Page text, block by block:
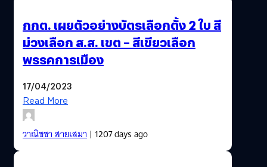
กกต. เผยตัวอย่างบัตรเลือกตั้ง 2 ใบ สี
ม่วงเลือก ส.ส. เขต – สีเขียวเลือก
พรรคการเมือง
17/04/2023
Read More
วาณิชชา สายเสมา| 1207 days ago